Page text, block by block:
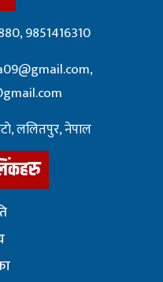
9851416310
ललितपुर, नेपाल